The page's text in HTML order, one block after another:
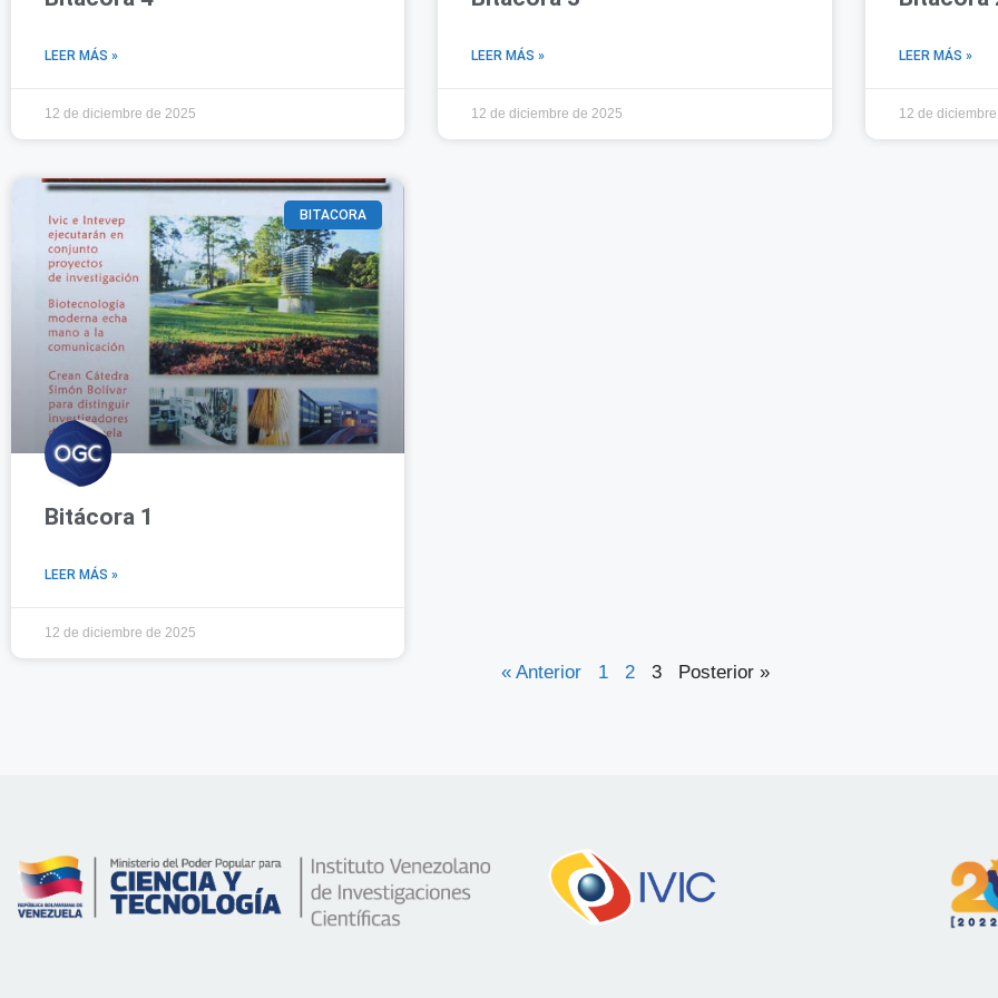
LEER MÁS »
12 de diciembre de 2025
LEER MÁS »
12 de diciembre de 2025
LEER MÁS »
12 de
BITACORA
Bitácora 1
LEER MÁS »
12 de diciembre de 2025
« Anterior 1 2 3 Posterior »